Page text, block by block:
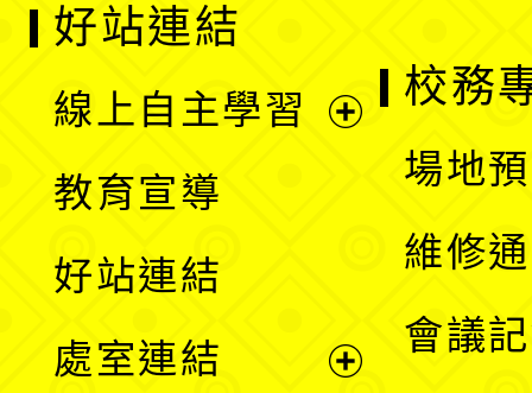
好站連結
線上自主學習
單
教育宣導
好站連結
處室連結
校務
場地
維修
會議